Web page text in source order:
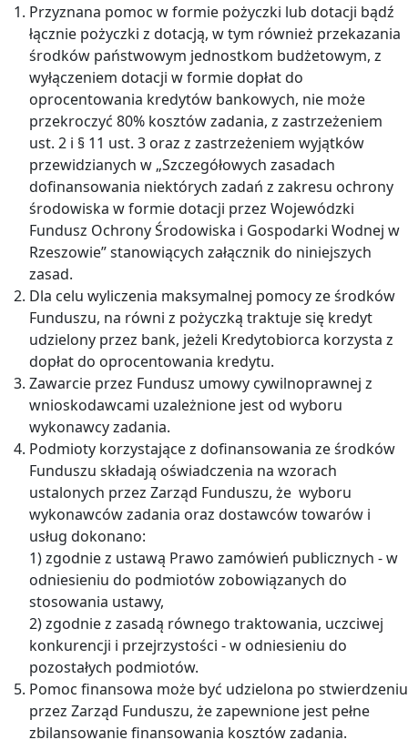
Przyznana pomoc w formie pożyczki lub dotacji bądź
łącznie pożyczki z dotacją, w tym również przekazania
środków państwowym jednostkom budżetowym, z
wyłączeniem dotacji w formie dopłat do
oprocentowania kredytów bankowych, nie może
przekroczyć 80% kosztów zadania, z zastrzeżeniem
ust. 2 i § 11 ust. 3 oraz z zastrzeżeniem wyjątków
przewidzianych w „Szczegółowych zasadach
dofinansowania niektórych zadań z zakresu ochrony
środowiska w formie dotacji przez Wojewódzki
Fundusz Ochrony Środowiska i Gospodarki Wodnej w
Rzeszowie” stanowiących załącznik do niniejszych
zasad.
Dla celu wyliczenia maksymalnej pomocy ze środków
Funduszu, na równi z pożyczką traktuje się kredyt
udzielony przez bank, jeżeli Kredytobiorca korzysta z
dopłat do oprocentowania kredytu.
Zawarcie przez Fundusz umowy cywilnoprawnej z
wnioskodawcami uzależnione jest od wyboru
wykonawcy zadania.
Podmioty korzystające z dofinansowania ze środków
Funduszu składają oświadczenia na wzorach
ustalonych przez Zarząd Funduszu, że wyboru
wykonawców zadania oraz dostawców towarów i
usług dokonano:
1) zgodnie z ustawą Prawo zamówień publicznych - w
odniesieniu do podmiotów zobowiązanych do
stosowania ustawy,
2) zgodnie z zasadą równego traktowania, uczciwej
konkurencji i przejrzystości - w odniesieniu do
pozostałych podmiotów.
Pomoc finansowa może być udzielona po stwierdzeniu
przez Zarząd Funduszu, że zapewnione jest pełne
zbilansowanie finansowania kosztów zadania.